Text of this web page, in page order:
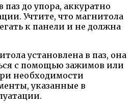
паз до упора, аккуратно
Учтите, что магнитола
к панели и не должна
установлена в паз, она
с помощью зажимов или
необходимости
указанные в